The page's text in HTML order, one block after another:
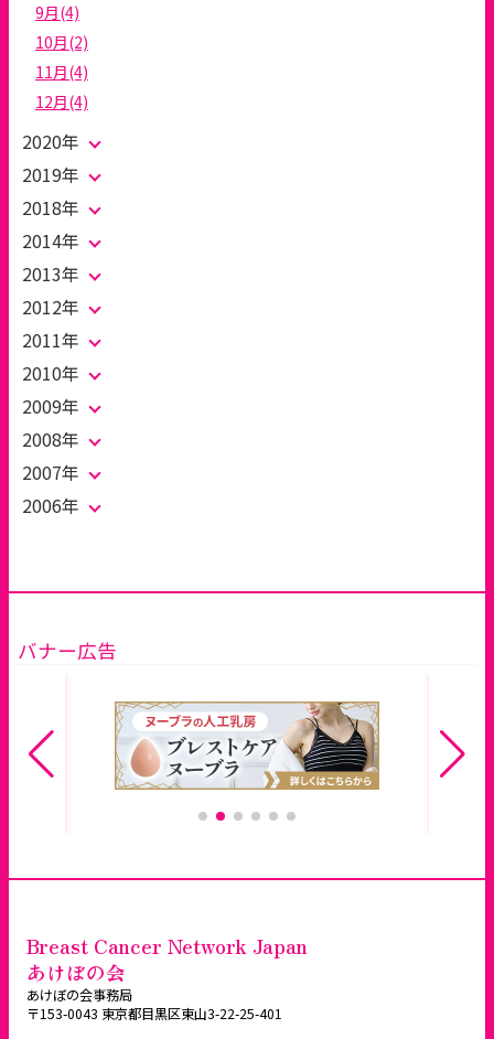
9月(4)
10月(2)
11月(4)
12月(4)
2020年
2019年
2018年
2014年
2013年
2012年
2011年
2010年
2009年
2008年
2007年
2006年
バナー広告
Breast Cancer Network Japan
あけぼの会
あけぼの会事務局
〒153-0043 東京都目黒区東山3-22-25-401